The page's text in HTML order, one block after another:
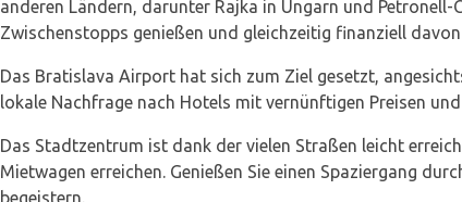
anderen Ländern, darunter Rajka in Ungarn und
Zwischenstopps genießen und gleichzeitig finanziell
Das Bratislava Airport hat sich zum Ziel gesetzt,
lokale Nachfrage nach Hotels mit vernünftigen Preisen
Das Stadtzentrum ist dank der vielen Straßen leicht
Mietwagen erreichen. Genießen Sie einen Spaziergang
begeistern.